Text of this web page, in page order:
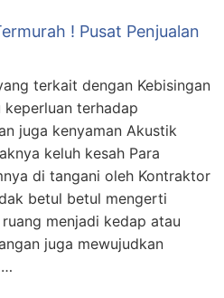
! Pusat Penjualan
terkait dengan Kebisingan
keperluan terhadap
juga kenyaman Akustik
keluh kesah Para
di tangani oleh Kontraktor
betul betul mengerti
menjadi kedap atau
juga mewujudkan
…